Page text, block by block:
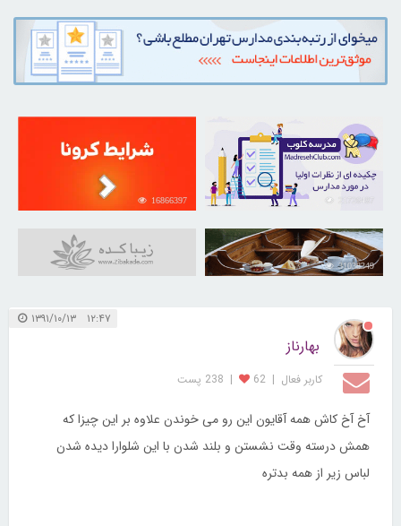
16866397
31038349
۱۲:۴۷ ۱۳۹۱/۱۰/۱۳
بهارناز
کاربر فعال |
62
| 238 پست
آخ آخ کاش همه آقایون این رو می خوندن علاوه بر این چیزا که
همش درسته وقت نشستن و بلند شدن با این شلوارا دیده شدن
لباس زیر از همه بدتره